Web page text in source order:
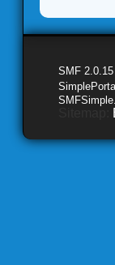
SMF 2.0.15